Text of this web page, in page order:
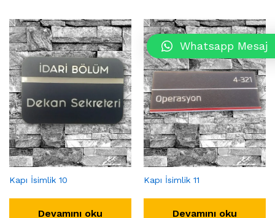
Kapı İsimlik 10
Devamını oku
Kapı İsimlik 11
Devamını oku
Whatsapp Mesaj